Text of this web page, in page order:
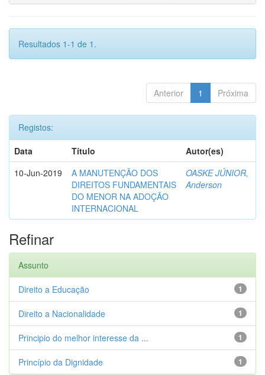
Resultados 1-1 de 1.
Anterior 1 Próxima
Registos:
Data
Título
Autor(es)
10-Jun-2019
A MANUTENÇÃO DOS
DIREITOS FUNDAMENTAIS
DO MENOR NA ADOÇÃO
INTERNACIONAL
OASKE JÚNIOR,
Anderson
Refinar
Assunto
1
Direito a Educação
1
Direito a Nacionalidade
1
Principio do melhor interesse da ...
1
Princípio da Dignidade